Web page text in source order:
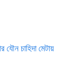
চাহিদা মেটায়